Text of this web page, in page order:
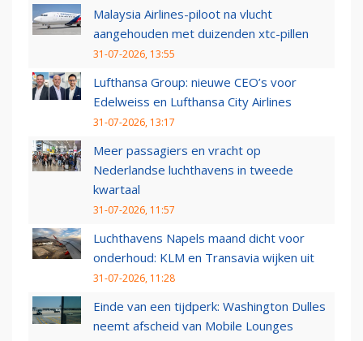
Malaysia Airlines-piloot na vlucht
aangehouden met duizenden xtc-pillen
31-07-2026, 13:55
Lufthansa Group: nieuwe CEO’s voor
Edelweiss en Lufthansa City Airlines
31-07-2026, 13:17
Meer passagiers en vracht op
Nederlandse luchthavens in tweede
kwartaal
31-07-2026, 11:57
Luchthavens Napels maand dicht voor
onderhoud: KLM en Transavia wijken uit
31-07-2026, 11:28
Einde van een tijdperk: Washington Dulles
neemt afscheid van Mobile Lounges